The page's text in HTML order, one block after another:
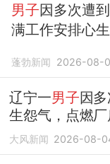
男子因多次遭
满工作安排心
达219万余元，
获刑
10年赔偿
蓬勃新闻 2026-08-
辽宁一男子因
生怨气，点燃
偿216万余元
大风新闻 2026-08-